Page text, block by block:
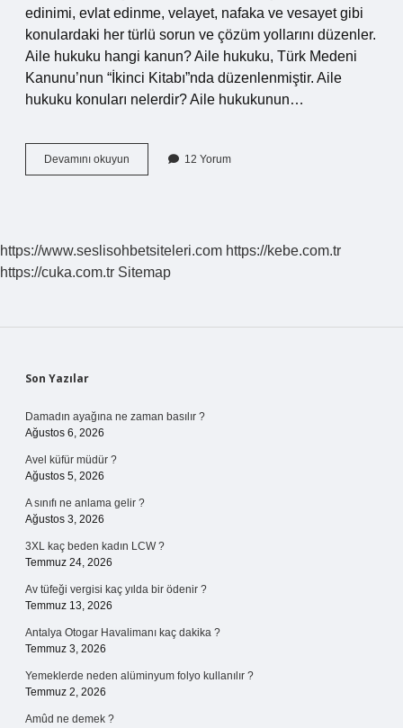
edinimi, evlat edinme, velayet, nafaka ve vesayet gibi
konulardaki her türlü sorun ve çözüm yollarını düzenler.
Aile hukuku hangi kanun? Aile hukuku, Türk Medeni
Kanunu’nun “İkinci Kitabı”nda düzenlenmiştir. Aile
hukuku konuları nelerdir? Aile hukukunun…
Devamını okuyun
Hukukunun
12 Yorum
https://www.seslisohbetsiteleri.com https://kebe.com.tr
https://cuka.com.tr Sitemap
Sidebar
Son Yazılar
Damadın ayağına ne zaman basılır ?
Ağustos 6, 2026
Avel küfür müdür ?
Ağustos 5, 2026
A sınıfı ne anlama gelir ?
Ağustos 3, 2026
3XL kaç beden kadın LCW ?
Temmuz 24, 2026
Av tüfeği vergisi kaç yılda bir ödenir ?
Temmuz 13, 2026
Antalya Otogar Havalimanı kaç dakika ?
Temmuz 3, 2026
Yemeklerde neden alüminyum folyo kullanılır ?
Temmuz 2, 2026
Amûd ne demek ?